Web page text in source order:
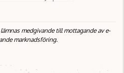
medgivande till mottagande av e-
marknadsföring.